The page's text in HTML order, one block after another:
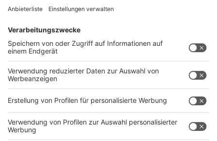
ePAs pro Tag. Künftig sollen es mit der bundesweiten
als Angebot, um das man sich aktiv kümmern muss,
nach jahrelangen Verzögerungen schon 2021
eingeführt worden. Sie wurden aber kaum genutzt. Ein
Gesetz der Ampel-Koalition kehrte das Prinzip um: Nun
bekommen alle eine ePA, außer man lehnt es aktiv bei
seiner Kasse ab. Die Widerspruchsquote lag im Schnitt
bei fünf Prozent. Aus Sicht der Verbraucherzentralen
könnte auch mangelnde Information und Aufklärung
sein. Auch private Krankenversicherungen können ePAs